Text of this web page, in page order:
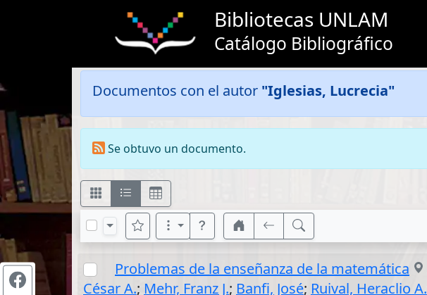
Bibliotecas UNLAM
Catálogo Bibliográfico
Documentos con el autor "Iglesias, Lucrecia"
Se obtuvo un documento.
Problemas de la enseñanza de la matemática
César A.; Mehr, Franz J.; Banfi, José; Ruival, Heraclio A.